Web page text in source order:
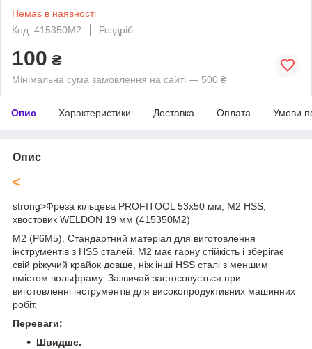
Немає в наявності
Код: 415350M2
Роздріб
100 ₴
Мінімальна сума замовлення на сайті — 500 ₴
Опис Характеристики Доставка Оплата Умови
Опис
<
strong>Фреза кільцева PROFITOOL 53х50 мм, M2 HSS,
хвостовик WELDON 19 мм (415350M2)
M2 (Р6М5). Стандартний матеріал для виготовлення
інструментів з HSS сталей. М2 має гарну стійкість і зберігає
свій ріжучий крайок довше, ніж інші HSS сталі з меншим
вмістом вольфраму. Зазвичай застосовується при
виготовленні інструментів для високопродуктивних машинних
робіт.
Переваги:
Швидше.